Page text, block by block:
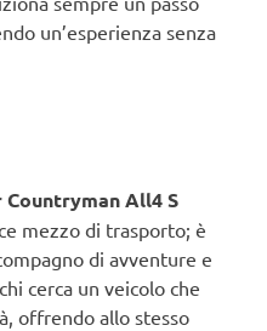
un’esperienza senza
Countryman All4 S
mezzo di trasporto; è
di avventure e
cerca un veicolo che
offrendo allo stesso